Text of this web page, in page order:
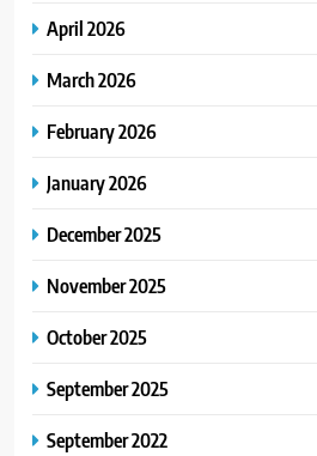
April 2026
March 2026
February 2026
January 2026
December 2025
November 2025
October 2025
September 2025
September 2022